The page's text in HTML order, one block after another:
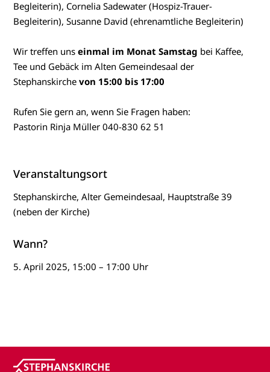
Begleiterin), Cornelia Sadewater (Hospiz-Trauer-
Begleiterin), Susanne David (ehrenamtliche Begleiterin)
Wir treffen unseinmal im Monat Samstag bei Kaffee,
Tee und Gebäck im Alten Gemeindesaal der
Stephanskirchevon 15:00 bis 17:00
Rufen Sie gern an, wenn Sie Fragen haben:
Pastorin Rinja Müller 040-830 62 51
Veranstaltungsort
Stephanskirche, Alter Gemeindesaal, Hauptstraße 39
(neben der Kirche)
Wann?
5. April 2025, 15:00 – 17:00 Uhr